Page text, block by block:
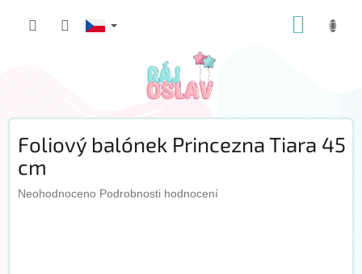
Foliový balónek Princezna Tiara 45
cm
Průměrné
Neohodnoceno Podrobnosti hodnocení